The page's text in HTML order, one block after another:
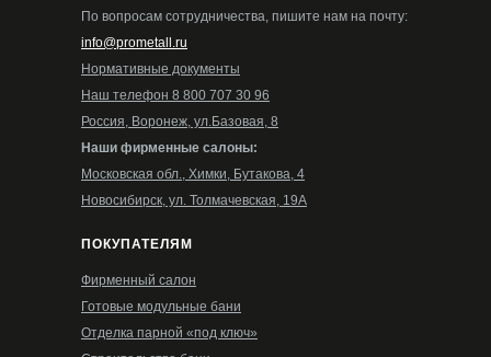
По вопросам сотрудничества, пишите нам на почту:
info@prometall.ru
Нормативные документы
Наш телефон 8 800 707 30 96
Россия, Воронеж, ул.Базовая, 8
Наши фирменные салоны:
Московская обл., Химки, Бутакова, 4
Новосибирск, ул. Толмачевская, 19А
ПОКУПАТЕЛЯМ
Фирменный салон
Готовые модульные бани
Отделка парной «под ключ»